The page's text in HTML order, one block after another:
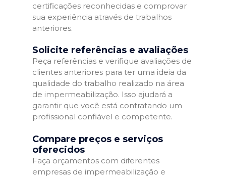
certificações reconhecidas e comprovar
sua experiência através de trabalhos
anteriores.
Solicite referências e avaliações
Peça referências e verifique avaliações de
clientes anteriores para ter uma ideia da
qualidade do trabalho realizado na área
de impermeabilização. Isso ajudará a
garantir que você está contratando um
profissional confiável e competente.
Compare preços e serviços
oferecidos
Faça orçamentos com diferentes
empresas de impermeabilização e